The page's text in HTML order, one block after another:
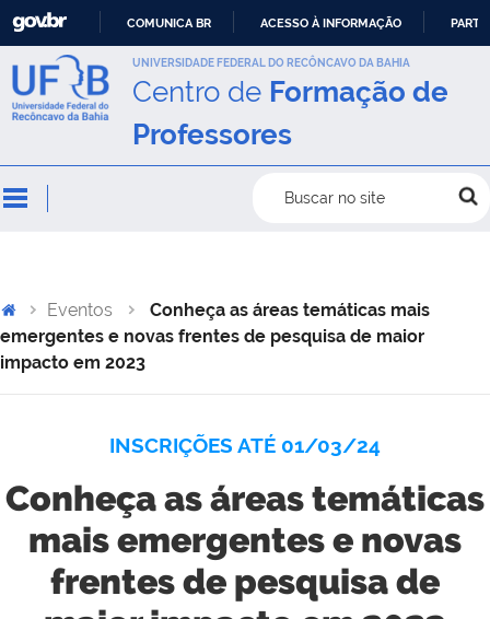
IR
PARA
CONTEÚDO
COMUNICA BR ACESSO À INFORMAÇÃO
UNIVERSIDADE FEDERAL DO RECÔNCAVO DA BAHIA
Centro de Formação de
Professores
Buscar no site
Eventos
Conheça as áreas temáticas mais
emergentes e novas frentes de pesquisa de maior
impacto em 2023
INSCRIÇÕES ATÉ 01/03/24
Conheça as áreas temáticas
mais emergentes e novas
frentes de pesquisa de